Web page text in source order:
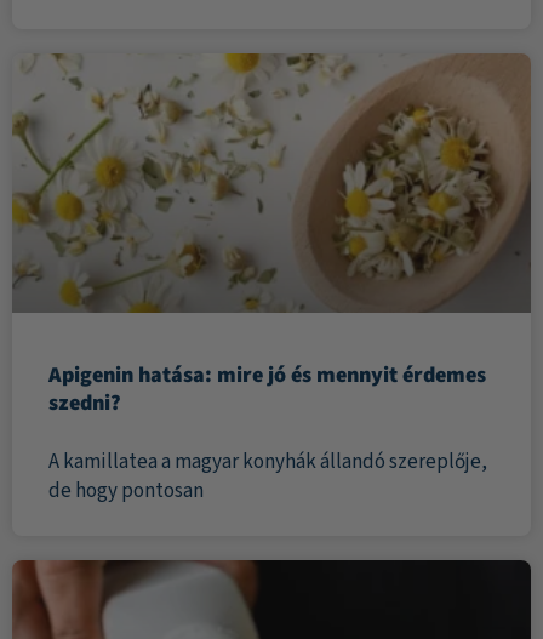
Apigenin hatása: mire jó és mennyit érdemes
szedni?
A kamillatea a magyar konyhák állandó szereplője,
de hogy pontosan